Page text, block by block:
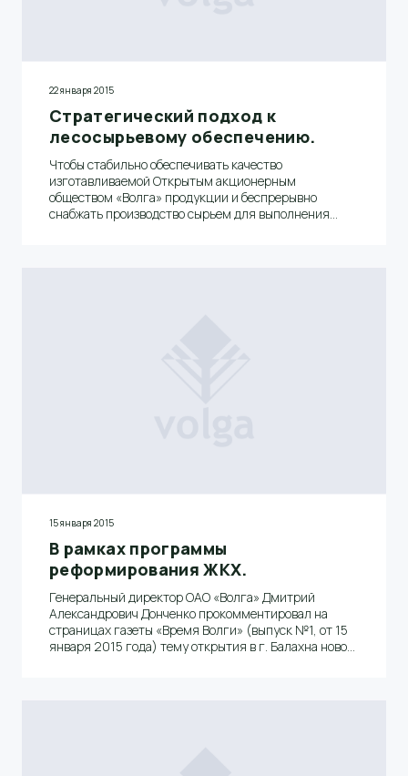
22 января 2015
Стратегический подход к
лесосырьевому обеспечению.
Чтобы стабильно обеспечивать качество
изготавливаемой Открытым акционерным
обществом «Волга» продукции и беспрерывно
снабжать производство сырьем для выполнения
15 января 2015
В рамках программы
реформирования ЖКХ.
Генеральный директор ОАО «Волга» Дмитрий
Александрович Донченко прокомментировал на
страницах газеты «Время Волги» (выпуск №1, от 15
января 2015 года) тему открытия в г. Балахна новой